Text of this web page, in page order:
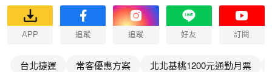
APP 追蹤 追蹤 好友 訂閱
台北捷運 常客優惠方案 北北基桃1200元通勤月票